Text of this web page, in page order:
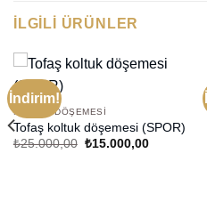
İLGILI ÜRÜNLER
İndirim!
KOLTUK DÖŞEMESI
Tofaş koltuk döşemesi (SPOR)
₺25.000,00 Orijinal
₺15.000,00Şu